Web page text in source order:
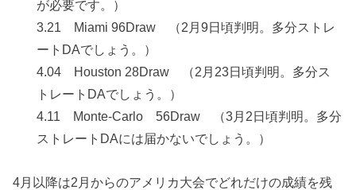
が必要です。）
3.21 Miami 96Draw （2月9日頃判明。多分ストレ
ートDAでしょう。）
4.04 Houston 28Draw （2月23日頃判明。多分ス
トレートDAでしょう。）
4.11 Monte-Carlo 56Draw （3月2日頃判明。多分
ストレートDAには届かないでしょう。）
4月以降は2月からのアメリカ大会でどれだけの成績を残